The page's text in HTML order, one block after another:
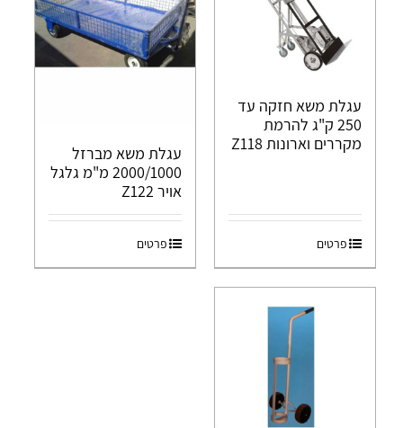
עגלת משא חזקה עד
250 ק"ג להרמת
מקררים וארונות Z118
פרטים
עגלת משא מברזל
2000/1000 מ"מ גלגל
אויר Z122
פרטים